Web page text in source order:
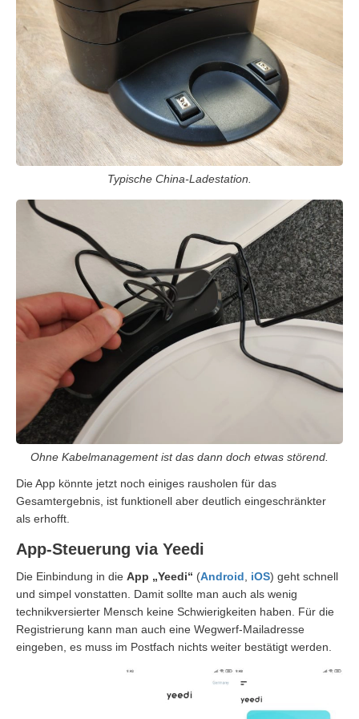
Typische China-Ladestation.
Ohne Kabelmanagement ist das dann doch etwas störend.
Die App könnte jetzt noch einiges rausholen für das
Gesamtergebnis, ist funktionell aber deutlich eingeschränkter
als erhofft.
App-Steuerung via Yeedi
Die Einbindung in die App „Yeedi“ (Android, iOS) geht schnell
und simpel vonstatten. Damit sollte man auch als wenig
technikversierter Mensch keine Schwierigkeiten haben. Für die
Registrierung kann man auch eine Wegwerf-Mailadresse
eingeben, es muss im Postfach nichts weiter bestätigt werden.